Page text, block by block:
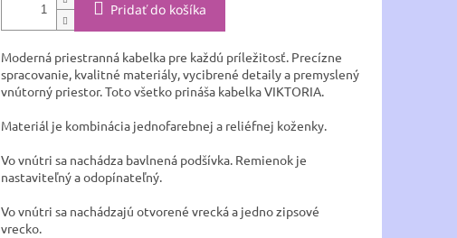
Pridať do košíka
Moderná priestranná kabelka pre každú príležitosť. Precízne
spracovanie, kvalitné materiály, vycibrené detaily a premyslený
vnútorný priestor. Toto všetko prináša kabelka VIKTORIA.
Materiál je kombinácia jednofarebnej a reliéfnej koženky.
Vo vnútri sa nachádza bavlnená podšívka. Remienok je
nastaviteľný a odopínateľný.
Vo vnútri sa nachádzajú otvorené vrecká a jedno zipsové
vrecko.